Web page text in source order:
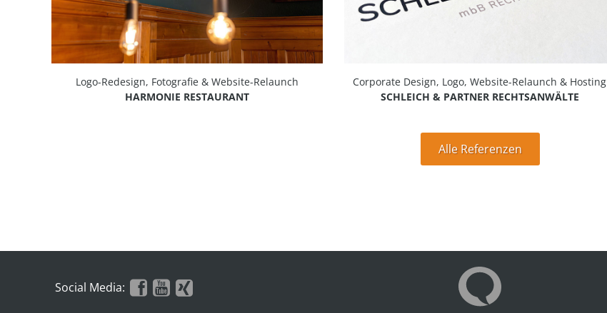
Logo-Redesign, Fotografie & Website-Relaunch
HARMONIE RESTAURANT
Corporate Design, Logo, Website-Relaunch & Hosting
SCHLEICH & PARTNER RECHTSANWÄLTE
Alle Referenzen
Social Media: